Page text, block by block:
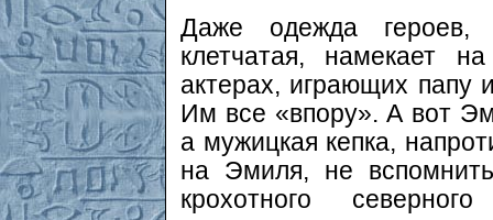
Даже одежда героев,
клетчатая, намекает
актерах, играющих папу
Им все «впору». А вот
а мужицкая кепка,
на Эмиля, не вспомнить
крохотного